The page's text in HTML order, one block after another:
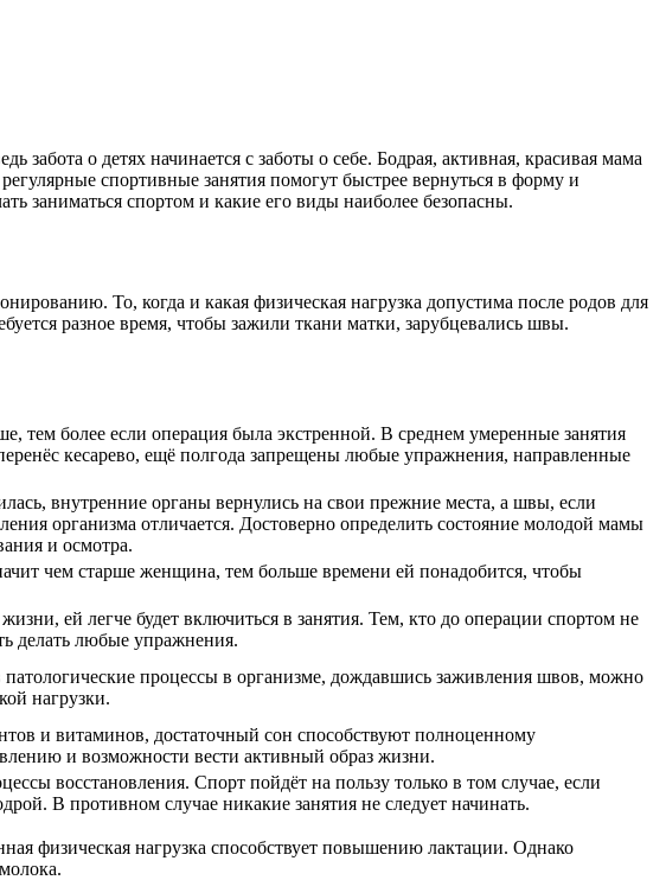
о детях начинается с заботы о себе. Бодрая, активная, красивая мама
спортивные занятия помогут быстрее вернуться в форму и
заниматься спортом и какие его виды наиболее безопасны.
То, когда и какая физическая нагрузка допустима после родов для
разное время, чтобы зажили ткани матки, зарубцевались швы.
тем более если операция была экстренной. В среднем умеренные занятия
кесарево, ещё полгода запрещены любые упражнения, направленные
внутренние органы вернулись на свои прежние места, а швы, если
организма отличается. Достоверно определить состояние молодой мамы
и осмотра.
чем старше женщина, тем больше времени ей понадобится, чтобы
ей легче будет включиться в занятия. Тем, кто до операции спортом не
делать любые упражнения.
патологические процессы в организме, дождавшись заживления швов, можно
нагрузки.
и витаминов, достаточный сон способствуют полноценному
и возможности вести активный образ жизни.
восстановления. Спорт пойдёт на пользу только в том случае, если
В противном случае никакие занятия не следует начинать.
физическая нагрузка способствует повышению лактации. Однако